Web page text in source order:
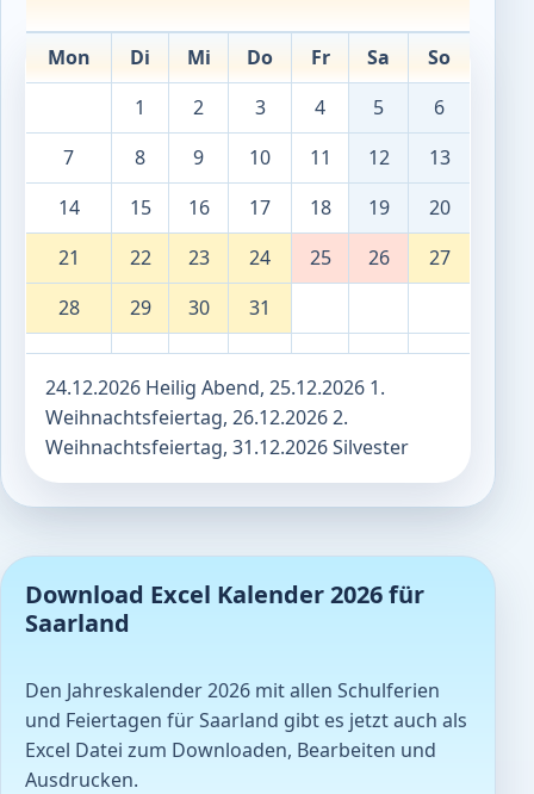
Mon Di Mi Do Fr Sa
So
1
2 3 4 5
6
7
8 9 10 11 12
13
14
15 16 17 18 19
20
21
22 23 24 25 26
27
28
29 30 31
24.12.2026 Heilig Abend, 25.12.2026 1.
Weihnachtsfeiertag, 26.12.2026 2.
Weihnachtsfeiertag, 31.12.2026 Silvester
Download Excel Kalender 2026 für
Saarland
Den Jahreskalender 2026 mit allen Schulferien
und Feiertagen für Saarland gibt es jetzt auch als
Excel Datei zum Downloaden, Bearbeiten und
Ausdrucken.